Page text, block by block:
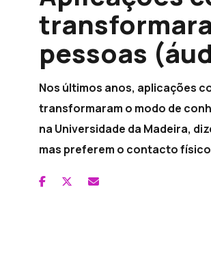
pessoas
Nos últimos anos, aplicações
transformaram o modo de
na Universidade da Madeira,
mas preferem o contacto